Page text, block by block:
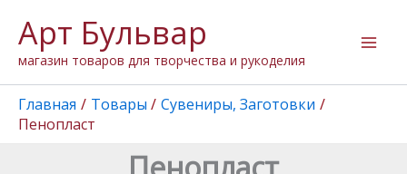
содержимому
Арт Бульвар
магазин товаров для творчества и рукоделия
Главная Товары
Сувениры, Заготовки
Пенопласт